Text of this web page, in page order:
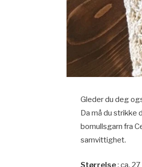
Gleder du deg
Da må du strikke
bomullsgarn fra
samvittighet.
Størrelse: ca. 27